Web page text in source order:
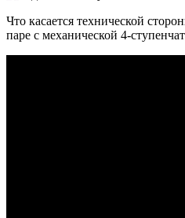
Что касается технической
паре с механической 4-